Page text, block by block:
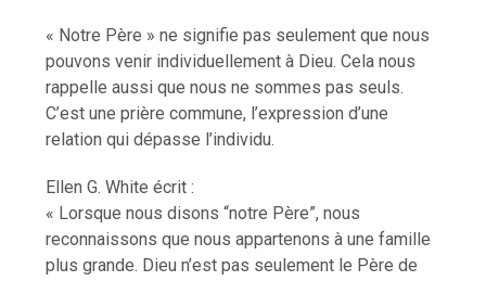
« Notre Père » ne signifie pas seulement que nous
pouvons venir individuellement à Dieu. Cela nous
rappelle aussi que nous ne sommes pas seuls.
C’est une prière commune, l’expression d’une
relation qui dépasse l’individu.
Ellen G. White écrit :
« Lorsque nous disons “notre Père”, nous
reconnaissons que nous appartenons à une famille
plus grande. Dieu n’est pas seulement le Père de